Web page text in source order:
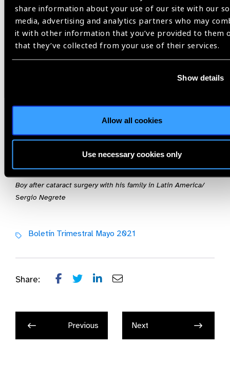
share information about your use of our site with our
media, advertising and analytics partners who may
it with other information that you’ve provided to them
that they’ve collected from your use of their services.
Show details
Allow all cookies
Use necessary cookies only
distance and near vision impairment over 30 years: an
analysis for the Global Burden of Disease Study. Lancet
Glob Health 2021;9(2):e130–e143.
Reis T, Lansingh V, Ramke J, Silva JC, Resnikoff S,
Challenges Beyond 2020. Am J Ophthalmol 2021; 225:1
death, 1980–2015: a systematic analysis for the Global
Burden of Disease Study 2015. Lancet
Boy after cataract surgery with his family in Latin America/
Sergio Negrete
Boletín Trimestral Mayo 2021
Share:
Previous Next